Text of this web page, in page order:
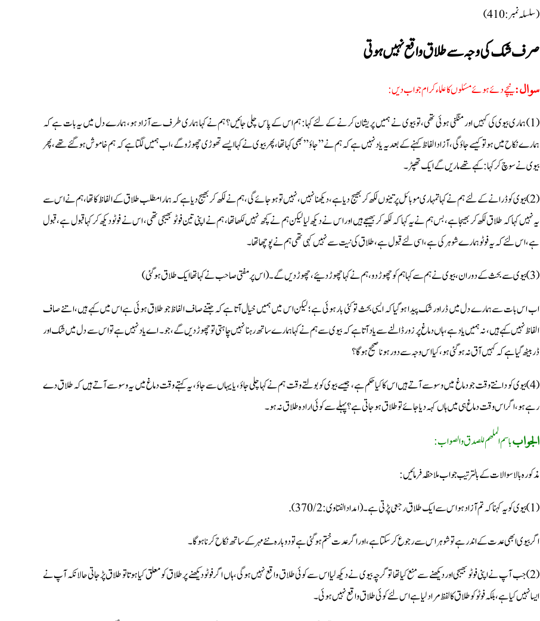
(سلسلہ نمبر: 410)
صرف شک کی وجہ سے طلاق واقع نہیں ہوتی
سوال:نیچے دئے ہوئے مسئلوں کا علماء کرام جواب دیں :
(1) ہماری بیوی کی کہیں اور منگنی ہوئی تھی، تو بیوی نے ہمیں پریشان کرنے کے لئے کہا: ہم اس کے پاس چلی جائیں؟ ہم نے کہا ہماری طرف سے آزاد ہو، ہمارے دل میں یہ بات ہے کہ
ہمارے نکاح میں ہو تو کیسے جاؤگی، آزاد الفاظ کہنے کے بعد یہ یاد نہیں ہے کہ ہم نے ” جاؤ” بھی کہا تھا، پھر بیوی نے کہا ایسے تھوڑی چھوڑو گے، اب ہمیں لگتا ہے کہ ہم خاموش ہوگئے تھے، پھر
بیوی نے سوچ کر کہا: کہے تھے ماریں گے ایک تھپڑ۔
(2) بیوی کو ڈرانے کے لئے ہم نے کہا تمہاری موبائل پر تینوں لکھ کر بھیج دیا ہے، دیکھنا نہیں، نہیں تو ہوجائے گی، ہم نے لکھ کر بھیج دیا ہے کہ ہمارا مطلب طلاق کے الفاظ کا تھا، ہم نے اس سے
یہ نہیں کہا کہ طلاق لکھ کر بھیجا ہے، بس ہم نے یہ کہا کہ لکھ کر بھیجے ہیں اور اس نے دیکھ لیا لیکن ہم نے کچھ نہیں لکھا تھا، ہم نے اپنی تین فوٹو بھیجی تھی، اس نے فوٹو دیکھ کر کہا قبول ہے، قبول
ہے، اس لئے کہ یہ فوٹو ہمارے شوہر کی ہے، اسی لئے قبول ہے، طلاق کی نیت سے نہیں کہی تھی ہم نے پوچھا تھا۔
(3) بیوی سے بحث کے دوران، بیوی نے ہم سے کہا ہم کو چھوڑ دو، ہم نے کہا چھوڑ دئیے، چھوڑ دیں گے۔ (اس پر مفتی صاحب نے کہا تھا ایک طلاق ہوگئی)
اب اس بات سے ہمارے دل میں ڈر اور شک پیدا ہوگیا کہ ایسی بحث تو کئی بار ہوئی ہے؛ لیکن اس میں ہمیں خیال آتا ہے کہ جتنے صاف الفاظ جو طلاق ہوئی ہے اس میں کہے ہیں، اتنے صاف
الفاظ نہیں کہے ہیں، نہ ہمیں یاد ہے، ہاں دماغ پر زور ڈالنے سے یاد آتا ہے کہ بیوی سے ہم نے کہا ہمارے ساتھ رہنا نہیں چاہتی تو چھوڑ دیں گے، جو۔ اے یاد نہیں ہے تو اس سے دل میں شک اور
ڈر بیٹھ گیا ہے کہ کہیں آق نہ ہوگئی ہو، کیا اس وجہ سے دور ہونا صحیح ہوگا؟
(4) بیوی کو دانتے وقت جو دماغ میں وسوسے آتے ہیں اس کا کیا حکم ہے، جیسے بیوی کو بولتے وقت ہم نے کہا چلی جاؤ، یا یہاں سے جاؤ، یہ کہتے وقت دماغ میں یہ وسوسے آتے ہیں کہ طلاق دے
رہے ہو، اگر اس وقت دماغ ہی میں ہاں کہہ دیا جائے تو طلاق ہو جاتی ہے؟ پہلے سے کوئی ارادہ طلاق نہ ہو۔
الجوابباسم الملھم للصدق والصواب:
مذکورہ بالا سوالات کے بالترتیب جواب ملاحظہ فرمائیں:
(1) بیوی کو یہ کہنا کہ تم آزاد ہو اس سے ایک طلاق رجعی پڑتی ہے۔ (امداد الفتاوی: 2/ 370).
اگر بیوی ابھی عدت کے اندر ہے تو شوہر اس سے رجوع کرسکتا ہے، اور اگر عدت ختم ہوگئی ہے تو دوبارہ نئے مہر کے ساتھ نکاح کرنا ہوگا۔
(2) جب آپ نے اپنی فوٹو بھیجی اور دیکھنے سے منع کیا تھا تو گرچہ بیوی نے دیکھ لیا اس سے کوئی طلاق واقع نہیں ہوگی، ہاں اگر فوٹو دیکھنے پر طلاق کو معلق کیا ہوتا تو طلاق پڑ جاتی حالانکہ آپ نے
ایسا نہیں کیا ہے، بلکہ فوٹو کو طلاق کا لفظ مراد لیا ہے اس لئے کوئی طلاق واقع نہیں ہوئی۔